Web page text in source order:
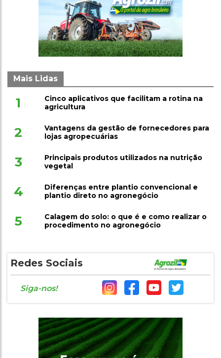
Mais Lidas
1
Cinco aplicativos que facilitam a rotina na
agricultura
2
Vantagens da gestão de fornecedores para
lojas agropecuárias
3
Principais produtos utilizados na nutrição
vegetal
4
Diferenças entre plantio convencional e
plantio direto no agronegócio
5
Calagem do solo: o que é e como realizar o
procedimento no agronegócio
Redes Sociais
Siga-nos!